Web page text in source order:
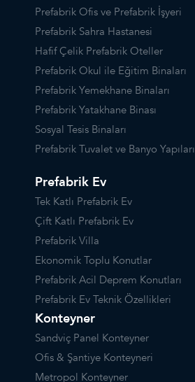
Prefabrik Ofis ve Prefabrik İşyeri
Prefabrik Sahra Hastanesi
Hafif Çelik Prefabrik Oteller
Prefabrik Okul ile Eğitim Binaları
Prefabrik Yemekhane Binaları
Prefabrik Yatakhane Binası
Sosyal Tesis Binaları
Prefabrik Tuvalet ve Banyo Yapıları
Prefabrik Ev
Tek Katlı Prefabrik Ev
Çift Katlı Prefabrik Ev
Prefabrik Villa
Ekonomik Toplu Konutlar
Prefabrik Acil Deprem Konutları
Prefabrik Ev Teknik Özellikleri
Konteyner
Sandviç Panel Konteyner
Ofis & Şantiye Konteyneri
Metropol Konteyner